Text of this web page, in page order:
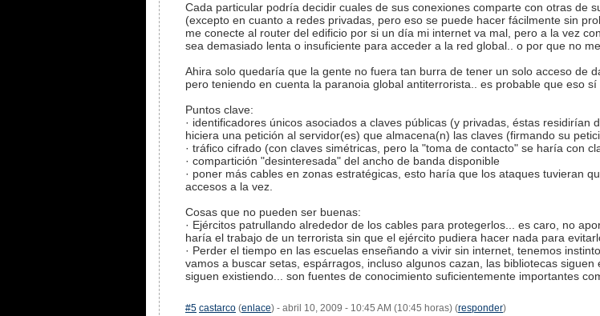
Cada particular podría decidir cuales de sus conexiones comparte con otras de
(excepto en cuanto a redes privadas, pero eso se puede hacer fácilmente sin
me conecte al router del edificio por si un día mi internet va mal, pero a la vez
sea demasiado lenta o insuficiente para acceder a la red global.. o por que no
Ahira solo quedaría que la gente no fuera tan burra de tener un solo acceso de
pero teniendo en cuenta la paranoia global antiterrorista.. es probable que eso sí
Puntos clave:
· identificadores únicos asociados a claves públicas (y privadas, éstas
hiciera una petición al servidor(es) que almacena(n) las claves (firmando su
· tráfico cifrado (con claves simétricas, pero la "toma de contacto" se haría con
· compartición "desinteresada" del ancho de banda disponible
· poner más cables en zonas estratégicas, esto haría que los ataques tuvieran
accesos a la vez.
Cosas que no pueden ser buenas:
· Ejércitos patrullando alrededor de los cables para protegerlos... es caro, no
haría el trabajo de un terrorista sin que el ejército pudiera hacer nada para
· Perder el tiempo en las escuelas enseñando a vivir sin internet, tenemos
vamos a buscar setas, espárragos, incluso algunos cazan, las bibliotecas
siguen existiendo... son fuentes de conocimiento suficientemente importantes
#5 castarco (enlace) - abril 10, 2009 - 10:45 AM (10:45 horas) (responder)